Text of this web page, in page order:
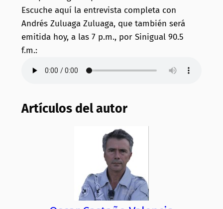
Escuche aquí la entrevista completa con
Andrés Zuluaga Zuluaga, que también será
emitida hoy, a las 7 p.m., por Sinigual 90.5
f.m.:
Artículos del autor